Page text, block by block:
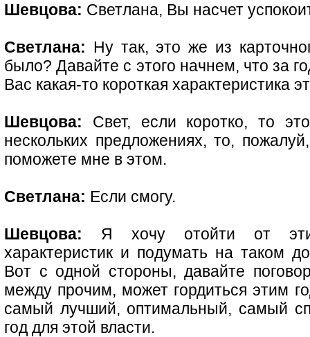
Шевцова: Светлана, Вы насчет
Светлана: Ну так, это же из
было? Давайте с этого начнем, что за
Вас какая-то короткая характеристика
Шевцова: Свет, если коротко, то
нескольких предложениях, то,
поможете мне в этом.
Светлана: Если смогу.
Шевцова: Я хочу отойти от этих
характеристик и подумать на таком
Вот с одной стороны, давайте
между прочим, может гордиться этим
самый лучший, оптимальный, самый
год для этой власти.